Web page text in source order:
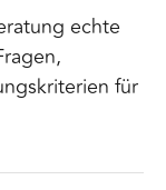
echte
für